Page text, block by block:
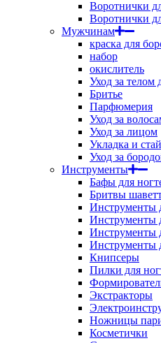
Воротнички
Воротнички
Мужчинам
краска для
набор
окислитель
Уход за телом
Бритье
Парфюмерия
Уход за
Уход за лицом
Укладка и
Уход за
Инструменты
Бафы для
Бритвы
Инструменты
Инструменты
Инструменты
Инструменты
Книпсеры
Пилки для
Экстракторы
Ножницы
Косметички